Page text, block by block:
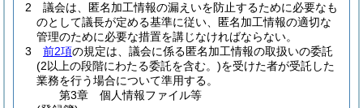
2
議会は、匿名加工情報の漏えいを防止するために必要なも
のとして議長が定める基準に従い、匿名加工情報の適切な
管理のために必要な措置を講じなければならない。
3
前2項の規定は、議会に係る匿名加工情報の取扱いの委託
(2以上の段階にわたる委託を含む。)を受けた者が受託した
業務を行う場合について準用する。
第3章
個人情報ファイル等